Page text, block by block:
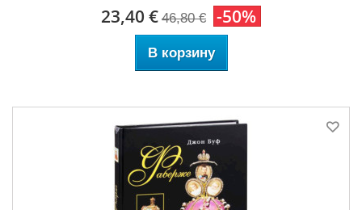
23,40 € 46,80 € -50%
В корзину